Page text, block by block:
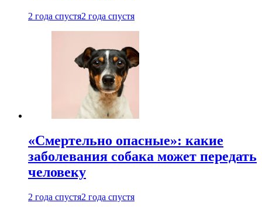
2 года спустя2 года спустя
«Смертельно опасные»: какие
заболевания собака может передать
человеку
2 года спустя2 года спустя